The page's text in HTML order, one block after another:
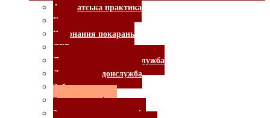
Адвокатська практика
Банки
Виконання покарань
ДБР
Державна виконавча служба
Держприкордонслужба
Забудовники
Законотворчість
Захист прав споживачів